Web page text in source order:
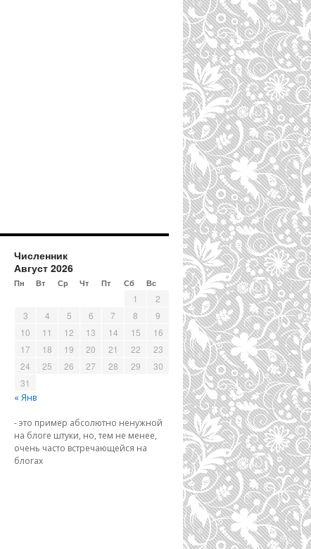
Численник
Август 2026
Пн Вт Ср Чт Пт Сб Вс
1
2
3
4 5 6 7 8
9
10
11 12 13 14 15
16
17
18 19 20 21 22
23
24
25 26 27 28 29
30
31
« Янв
- это пример абсолютно ненужной
на блоге штуки, но, тем не менее,
очень часто встречающейся на
блогах